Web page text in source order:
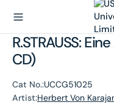
R.STRAUSS:
CD)
Cat No.:UCCG51025
Artist:Herbert Von